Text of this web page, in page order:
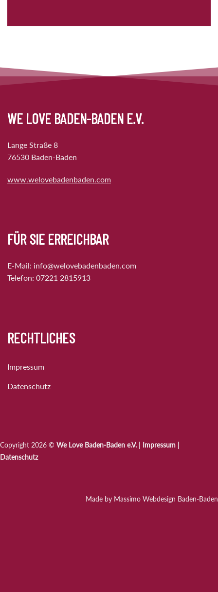
WE LOVE BADEN-BADEN E.V.
Lange Straße 8
76530 Baden-Baden
www.welovebadenbaden.com
FÜR SIE ERREICHBAR
E-Mail: info@welovebadenbaden.com
Telefon: 07221 2815913
RECHTLICHES
Impressum
Datenschutz
Copyright 2026 © We Love Baden-Baden e.V. | Impressum
Datenschutz
Made by Massimo Webdesign Baden-Baden